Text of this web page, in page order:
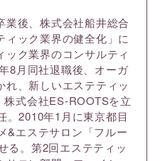
業後、株式会社船井総合
ィック業界の健全化」に
ク業界のコンサルティ
8月同社退職後、オーガ
れ、新しいエステティッ
式会社ES-ROOTSを立
。2010年1月に東京都目
&エステサロン「フルー
る。第2回エステティッ